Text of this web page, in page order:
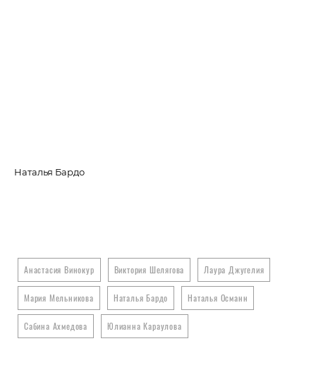
Наталья Бардо
Анастасия Винокур Виктория Шелягова Лаура Джугелия
Мария Мельникова Наталья Бардо Наталья Османн
Сабина Ахмедова Юлианна Караулова